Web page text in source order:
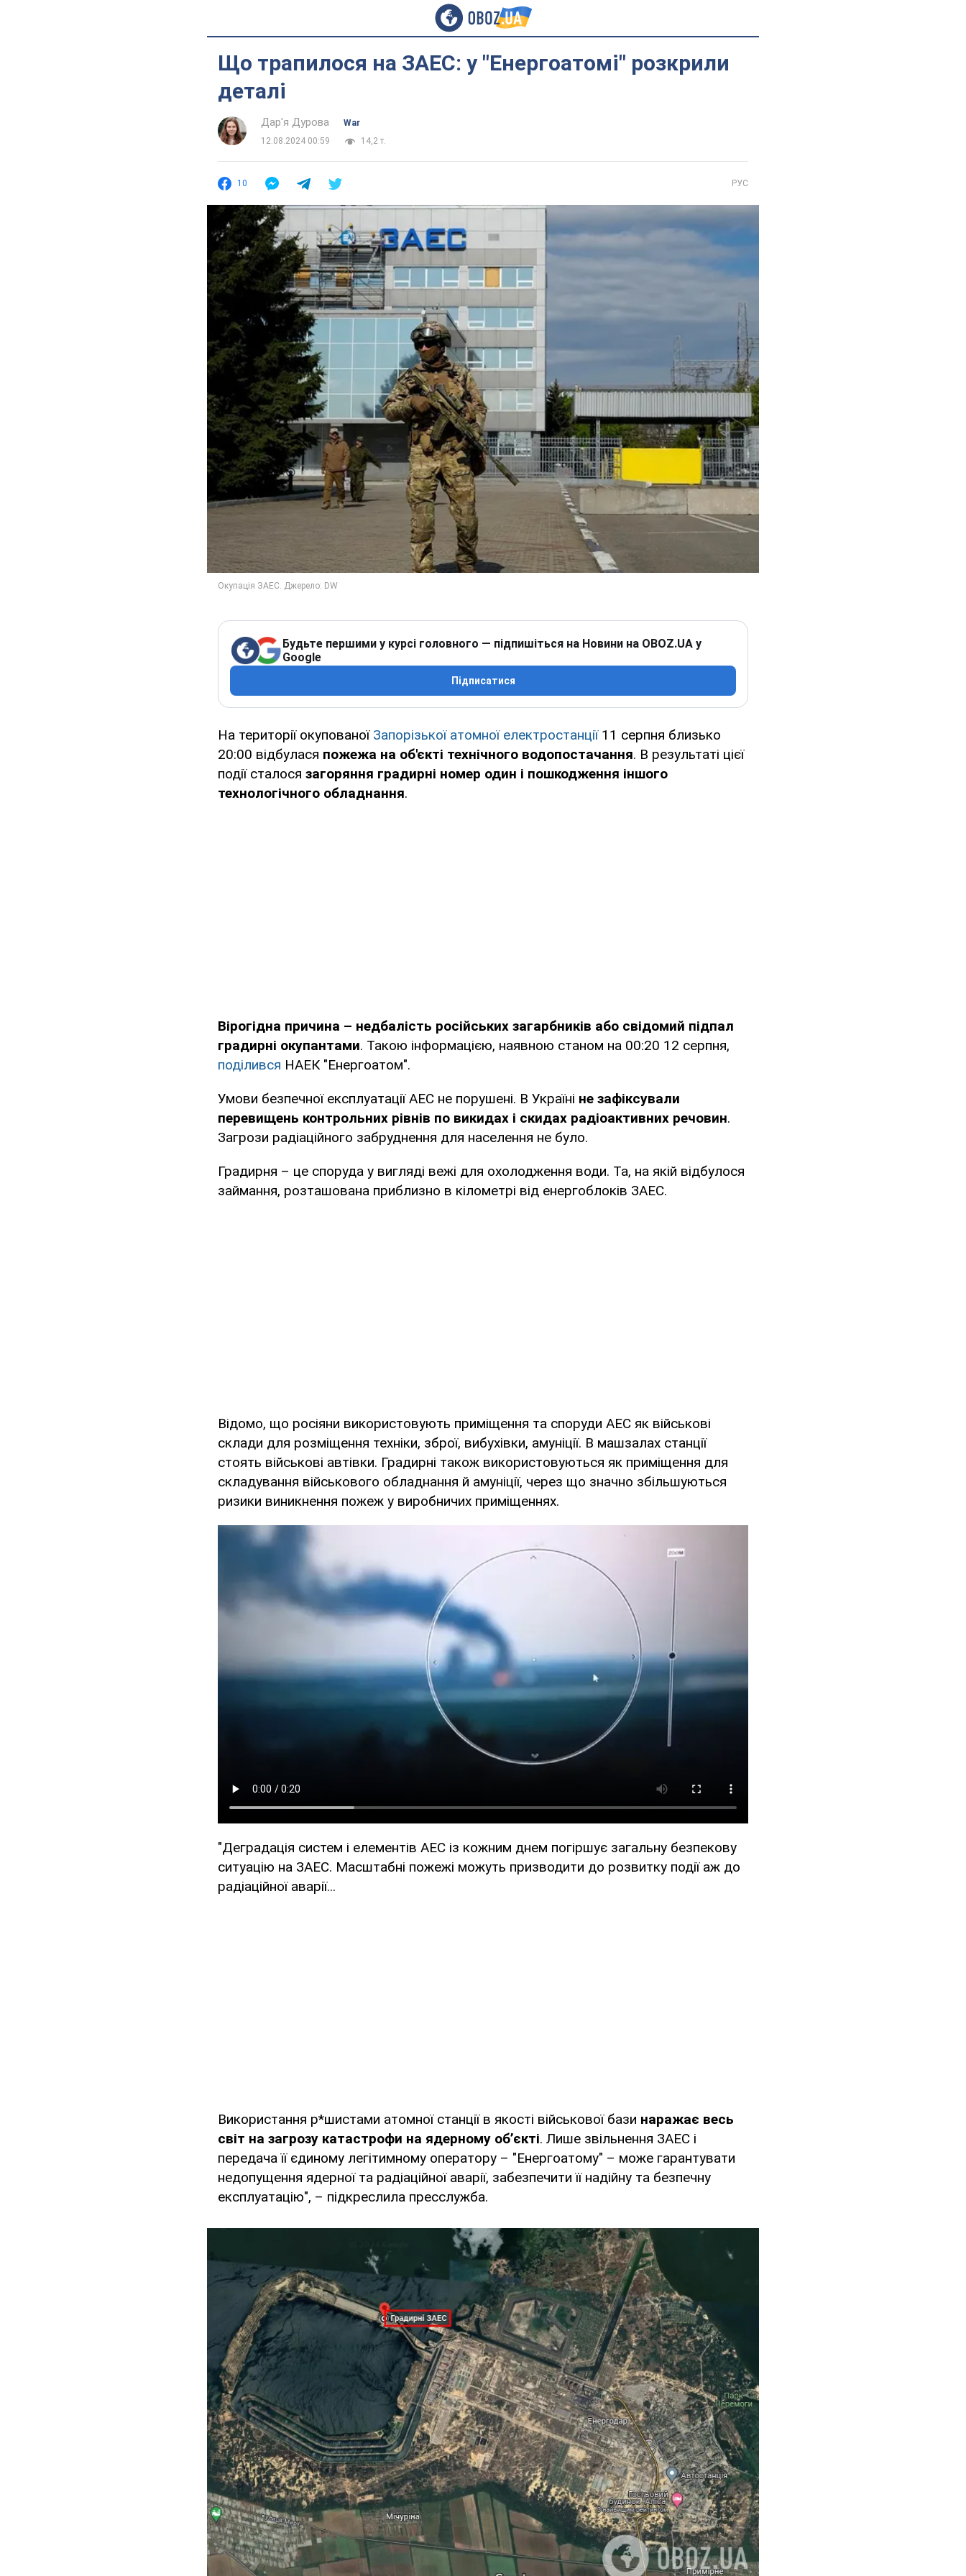
Що трапилося на ЗАЕС: у "Енергоатомі" розкрили
деталі
Дар'я Дурова
War
12.08.2024 00:59
14,2 т.
10 РУС
Будьте першими у курсі головного — підпишіться на Новини на OBOZ.UA у
Google
Підписатися
На території окупованої Запорізької атомної електростанції11 серпня близько
20:00 відбулася пожежа на об'єкті технічного водопостачання. В результаті цієї
події сталося загоряння градирні номер один і пошкодження іншого
технологічного обладнання.
Вірогідна причина – недбалість російських загарбників або свідомий підпал
градирні окупантами. Такою інформацією, наявною станом на 00:20 12 серпня,
поділився НАЕК "Енергоатом".
Умови безпечної експлуатації АЕС не порушені. В Україні не зафіксували
перевищень контрольних рівнів по викидах і скидах радіоактивних речовин.
Загрози радіаційного забруднення для населення не було.
Градирня – це споруда у вигляді вежі для охолодження води. Та, на якій відбулося
займання, розташована приблизно в кілометрі від енергоблоків ЗАЕС.
Відомо, що росіяни використовують приміщення та споруди АЕС як військові
склади для розміщення техніки, зброї, вибухівки, амуніції. В машзалах станції
стоять військові автівки. Градирні також використовуються як приміщення для
складування військового обладнання й амуніції, через що значно збільшуються
ризики виникнення пожеж у виробничих приміщеннях.
"Деградація систем і елементів АЕС із кожним днем погіршує загальну безпекову
ситуацію на ЗАЕС. Масштабні пожежі можуть призводити до розвитку події аж до
радіаційної аварії...
Використання р*шистами атомної станції в якості військової бази наражає весь
світ на загрозу катастрофи на ядерному обʼєкті. Лише звільнення ЗАЕС і
передача її єдиному легітимному оператору – "Енергоатому" – може гарантувати
недопущення ядерної та радіаційної аварії, забезпечити її надійну та безпечну
експлуатацію", – підкреслила пресслужба.